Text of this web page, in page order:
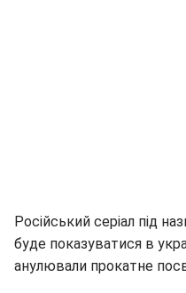
Російський серіал під
буде показуватися в
анулювали прокатне